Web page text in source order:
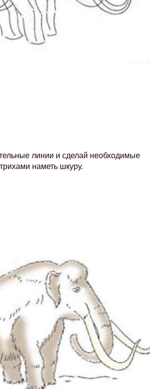
линии и сделай необходимые
наметь шкуру.